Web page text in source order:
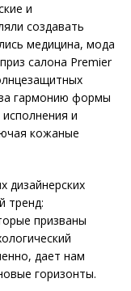
и
создавать
медицина, мода
салона Premier
гармонию формы
и
кожаные
дизайнерских
тренд:
призваны
дает нам
горизонты.